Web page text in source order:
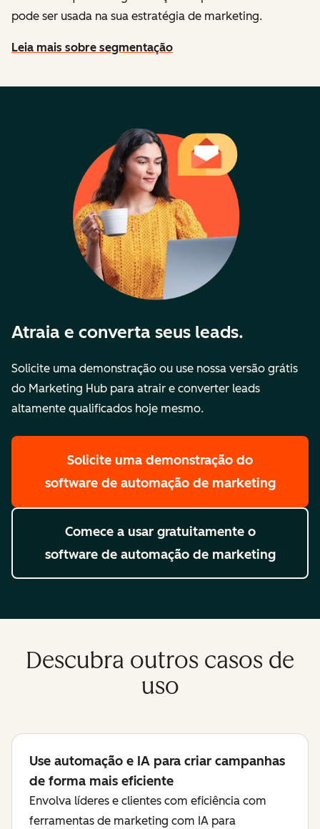
pode ser usada na sua estratégia de marketing.
Leia mais sobre segmentação
Atraia e converta seus leads.
Solicite uma demonstração ou use nossa versão grátis
do Marketing Hub para atrair e converter leads
altamente qualificados hoje mesmo.
Solicite uma demonstração do
software de automação de marketing
Comece a usar gratuitamente o
software de automação de marketing
Descubra outros casos de
uso
Use automação e IA para criar campanhas
de forma mais eficiente
Envolva líderes e clientes com eficiência com
ferramentas de marketing com IA para